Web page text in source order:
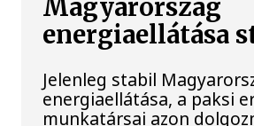
Magyarország
energiaellátása
Jelenleg stabil
energiaellátása, a paksi
munkatársai azon